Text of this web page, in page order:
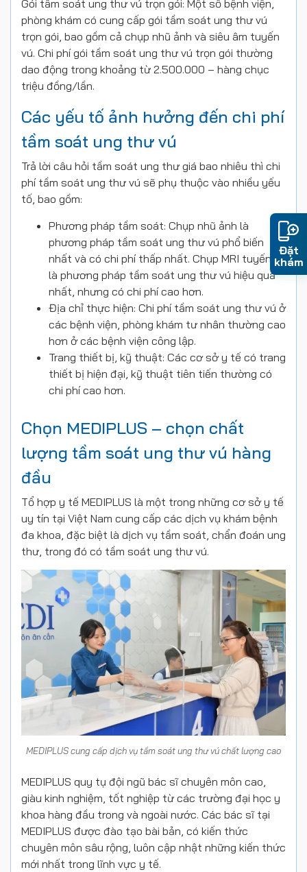
Gói tầm soát ung thư vú trọn gói: Một số bệnh viện,
phòng khám có cung cấp gói tầm soát ung thư vú
trọn gói, bao gồm cả chụp nhũ ảnh và siêu âm tuyến
vú. Chi phí gói tầm soát ung thư vú trọn gói thường
dao động trong khoảng từ 2.500.000 – hàng chục
triệu đồng/lần.
Các yếu tố ảnh hưởng đến chi phí
tầm soát ung thư vú
Trả lời câu hỏi tầm soát ung thư giá bao nhiêu thì chi
phí tầm soát ung thư vú sẽ phụ thuộc vào nhiều yếu
tố, bao gồm:
Phương pháp tầm soát: Chụp nhũ ảnh là
phương pháp tầm soát ung thư vú phổ biến
nhất và có chi phí thấp nhất. Chụp MRI tuyến vú
là phương pháp tầm soát ung thư vú hiệu quả
nhất, nhưng có chi phí cao hơn.
Địa chỉ thực hiện: Chi phí tầm soát ung thư vú ở
các bệnh viện, phòng khám tư nhân thường cao
hơn ở các bệnh viện công lập.
Trang thiết bị, kỹ thuật: Các cơ sở y tế có trang
thiết bị hiện đại, kỹ thuật tiên tiến thường có
chi phí cao hơn.
Chọn MEDIPLUS – chọn chất
lượng tầm soát ung thư vú hàng
đầu
Tổ hợp y tế MEDIPLUS là một trong những cơ sở y tế
uy tín tại Việt Nam cung cấp các dịch vụ khám bệnh
đa khoa, đặc biệt là dịch vụ tầm soát, chẩn đoán ung
thư, trong đó có tầm soát ung thư vú.
MEDIPLUS cung cấp dịch vụ tầm soát ung thư vú chất lượng cao
MEDIPLUS quy tụ đội ngũ bác sĩ chuyên môn cao,
giàu kinh nghiệm, tốt nghiệp từ các trường đại học y
khoa hàng đầu trong và ngoài nước. Các bác sĩ tại
MEDIPLUS được đào tạo bài bản, có kiến thức
chuyên môn sâu rộng, luôn cập nhật những kiến thức
mới nhất trong lĩnh vực y tế.
Đặt
khám